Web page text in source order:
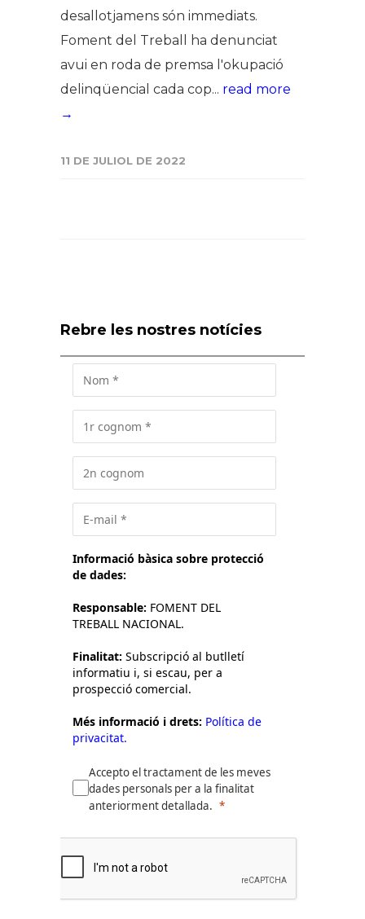
desallotjamens són immediats.
Foment del Treball ha denunciat
avui en roda de premsa l'okupació
delinqüencial cada cop... read more
→
11 DE JULIOL DE 2022
Rebre les nostres notícies
Informació bàsica sobre protecció
de dades:
Responsable: FOMENT DEL
TREBALL NACIONAL.
Finalitat: Subscripció al butlletí
informatiu i, si escau, per a
prospecció comercial.
Més informació i drets: Política de
privacitat.
Accepto el tractament de les meves
dades personals per a la finalitat
anteriorment detallada.